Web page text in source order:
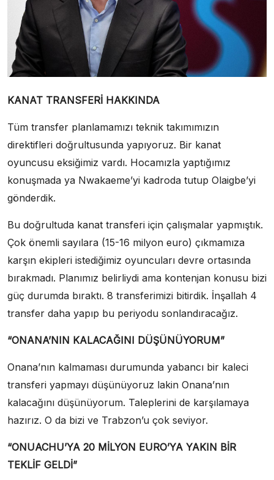
KANAT TRANSFERİ HAKKINDA
Tüm transfer planlamamızı teknik takımımızın
direktifleri doğrultusunda yapıyoruz. Bir kanat
oyuncusu eksiğimiz vardı. Hocamızla yaptığımız
konuşmada ya Nwakaeme’yi kadroda tutup Olaigbe’yi
gönderdik.
Bu doğrultuda kanat transferi için çalışmalar yapmıştık.
Çok önemli sayılara (15-16 milyon euro) çıkmamıza
karşın ekipleri istediğimiz oyuncuları devre ortasında
bırakmadı. Planımız belirliydi ama kontenjan konusu bizi
güç durumda bıraktı. 8 transferimizi bitirdik. İnşallah 4
transfer daha yapıp bu periyodu sonlandıracağız.
“ONANA’NIN KALACAĞINI DÜŞÜNÜYORUM”
Onana’nın kalmaması durumunda yabancı bir kaleci
transferi yapmayı düşünüyoruz lakin Onana’nın
kalacağını düşünüyorum. Taleplerini de karşılamaya
hazırız. O da bizi ve Trabzon’u çok seviyor.
“ONUACHU’YA 20 MİLYON EURO’YA YAKIN BİR
TEKLİF GELDİ”